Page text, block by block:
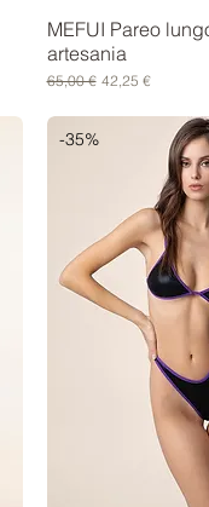
MEFUI Pareo
artesania
Prezzo regolare
65,00 € Prezzo scontato
42,25 €
-35%